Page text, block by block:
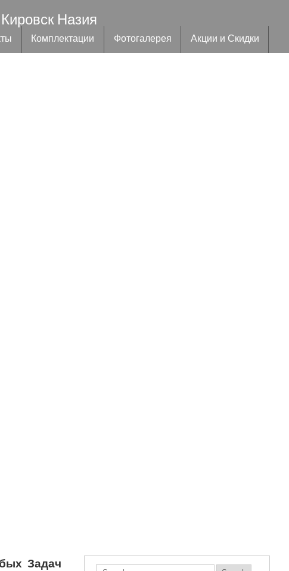
Назия
Комплектации Фотогалерея Акции и Скидки
Задач